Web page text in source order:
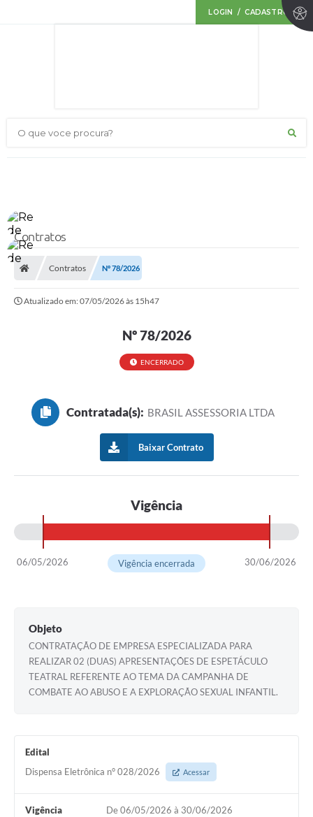
LOGIN / CADASTRO
O que voce procura?
Contratos
Contratos Nº 78/2026
Atualizado em: 07/05/2026 às 15h47
Nº 78/2026
ENCERRADO
Contratada(s): BRASIL ASSESSORIA LTDA
Baixar Contrato
Vigência
06/05/2026 30/06/2026
Vigência encerrada
Objeto
CONTRATAÇÃO DE EMPRESA ESPECIALIZADA PARA
REALIZAR 02 (DUAS) APRESENTAÇÕES DE ESPETÁCULO
TEATRAL REFERENTE AO TEMA DA CAMPANHA DE
COMBATE AO ABUSO E A EXPLORAÇÃO SEXUAL INFANTIL.
Edital
Dispensa Eletrônica n° 028/2026
Acessar
Vigência De 06/05/2026 à 30/06/2026